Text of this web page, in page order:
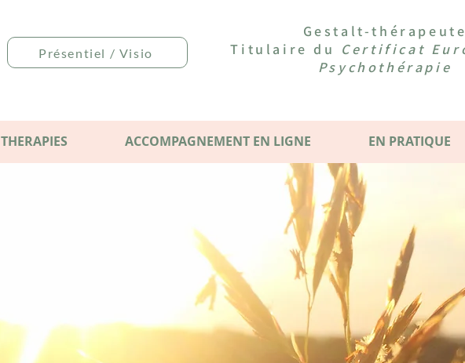
Présentiel / Visio
Gestalt-thérapeute
Titulaire du Certificat
Psychothérapie
THERAPIES ACCOMPAGNEMENT EN LIGNE EN PRATIQUE